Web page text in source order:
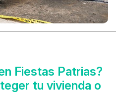
Fiestas Patrias?
tu vivienda o